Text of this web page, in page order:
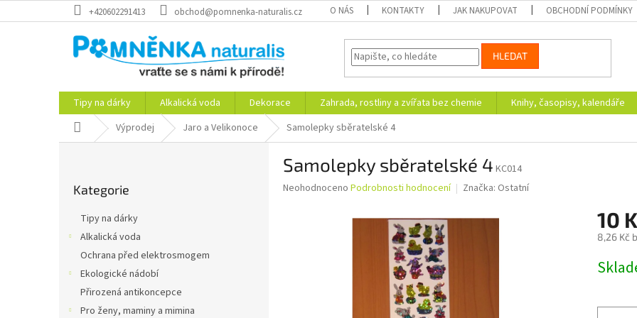
na
+420602291413 obchod@pomnenka-naturalis.cz O NÁS KONTAKTY JAK NAKUPOVAT OBCHODNÍ PODMÍNKY
HLEDAT
Tipy na dárky Alkalická voda Dekorace Zahrada, rostliny a zvířata bez chemie Knihy, časopisy, kalendáře
Domů Výprodej Jaro a Velikonoce Samolepky sběratelské 4
kategorie
Kategorie
Tipy na dárky
Alkalická voda
Ochrana před elektrosmogem
Ekologické nádobí
Přirozená antikoncepce
Pro ženy, maminy a mimina
Samolepky sběratelské 4 KC014
Průměrné
Neohodnoceno Podrobnosti hodnocení Značka: Ostatní
10
8,26 Kč
cena: